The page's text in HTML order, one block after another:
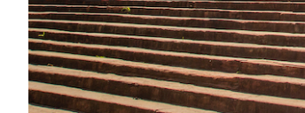
NEWSLETTER
I MIEI PREFERITI